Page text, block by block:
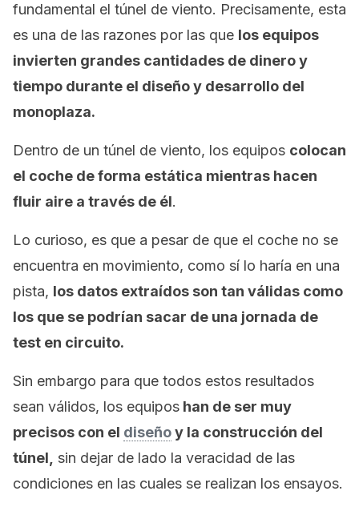
fundamental el túnel de viento. Precisamente, esta
es una de las razones por las que los equipos
invierten grandes cantidades de dinero y
tiempo durante el diseño y desarrollo del
monoplaza.
Dentro de un túnel de viento, los equipos colocan
el coche de forma estática mientras hacen
fluir aire a través de él.
Lo curioso, es que a pesar de que el coche no se
encuentra en movimiento, como sí lo haría en una
pista, los datos extraídos son tan válidas como
los que se podrían sacar de una jornada de
test en circuito.
Sin embargo para que todos estos resultados
sean válidos, los equipos han de ser muy
precisos con el diseñoy la construcción del
túnel, sin dejar de lado la veracidad de las
condiciones en las cuales se realizan los ensayos.